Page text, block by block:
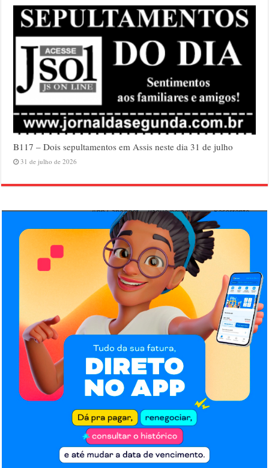
B117 – Dois sepultamentos em Assis neste dia 31 de julho
31 de julho de 2026